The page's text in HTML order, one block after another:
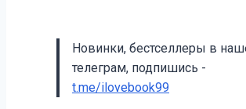
Новинки, бестселлеры в
телеграм, подпишись -
t.me/ilovebook99